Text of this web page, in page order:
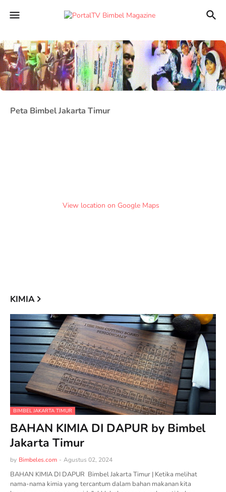
Peta Bimbel Jakarta Timur
View location on Google Maps
KIMIA
BIMBEL JAKARTA TIMUR
BAHAN KIMIA DI DAPUR by Bimbel
Jakarta Timur
by Bimbeles.com - Agustus 02, 2024
BAHAN KIMIA DI DAPUR Bimbel Jakarta Timur | Ketika melihat
nama-nama kimia yang tercantum dalam bahan makanan kita